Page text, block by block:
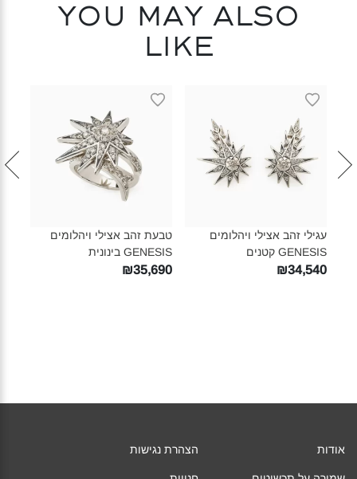
You may also
like
עגילי זהב אצילי ויהלומים
GENESIS קטנים‎
₪34,540
טבעת זהב אצילי ויהלומים
GENESIS בינונית‎
₪35,690
אודות הצהרת נגישות